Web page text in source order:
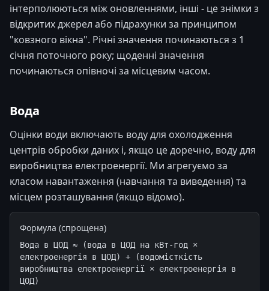
інтерполюються між оновленнями, інші - це знімки з
відкритих джерел або підрахунки за принципом
"ковзного вікна". Річні значення починаються з 1
січня поточного року; щоденні значення
починаються опівночі за місцевим часом.
Вода
Оцінки води включають воду для охолодження
центрів обробки даних і, якщо це доречно, воду для
виробництва електроенергії. Ми агрегуємо за
класом навантаження (навчання та виведення) та
місцем розташування (якщо відомо).
Формула (спрощена)
Вода в ЦОД ≈ (вода в ЦОД на кВт-год ×
електроенергія в ЦОД) + (водомісткість
виробництва електроенергії × електроенергія в
ЦОД)